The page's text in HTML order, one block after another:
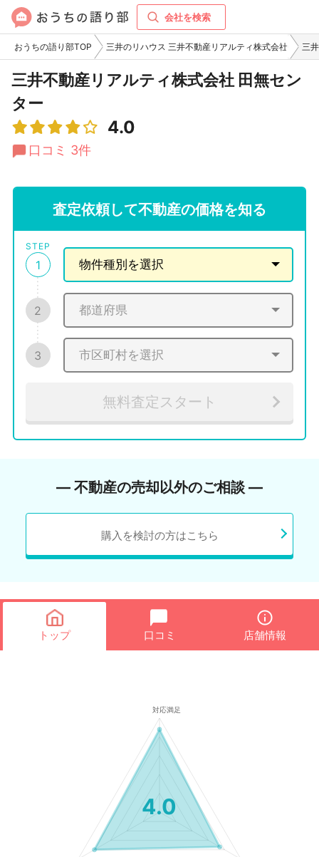
会社を検索
おうちの語り部TOP 三井のリハウス 三井不動産リアルティ株式会社 三
三井不動産リアルティ株式会社 田無セン
ター
4.0
口コミ 3件
査定依頼して不動産の価格を知る
STEP
1
2
3
無料査定スタート
― 不動産の売却以外のご相談 ―
購入を検討の方はこちら
トップ 口コミ 店舗情報
4.0